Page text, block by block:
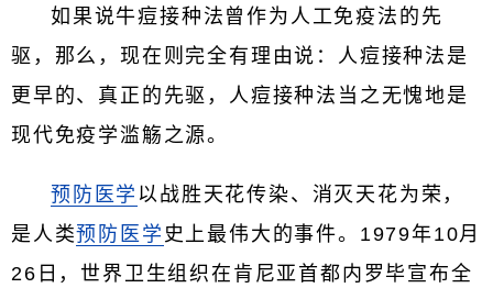
如果说牛痘接种法曾作为人工免疫法的先
驱，那么，现在则完全有理由说：人痘接种法是
更早的、真正的先驱，人痘接种法当之无愧地是
现代免疫学滥觞之源。
预防医学 以战胜天花传染、消灭天花为荣，
是人类预防医学 史上最伟大的事件。1979年10月
26日，世界卫生组织在肯尼亚首都内罗毕宣布全